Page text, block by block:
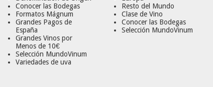
Conocer las Bodegas
Formatos Mágnum
Grandes Pagos de
España
Grandes Vinos por
Menos de 10€
Selección MundoVinum
Variedades de uva
Resto del Mundo
Clase de Vino
Conocer las Bodegas
Selección MundoVinum